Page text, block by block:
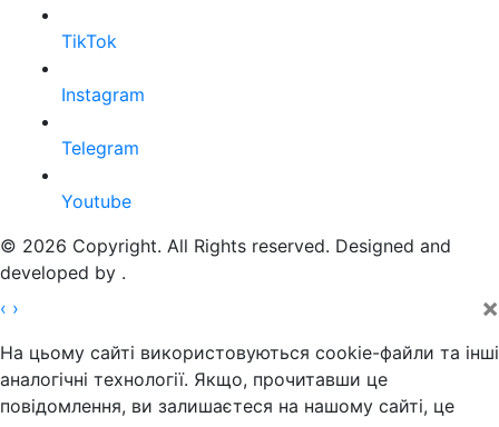
TikTok
Instagram
Telegram
Youtube
© 2026 Copyright. All Rights reserved. Designed and
developed by .
‹ › ×
На цьому сайті використовуються cookie-файли та інші
аналогічні технології. Якщо, прочитавши це
повідомлення, ви залишаєтеся на нашому сайті, це